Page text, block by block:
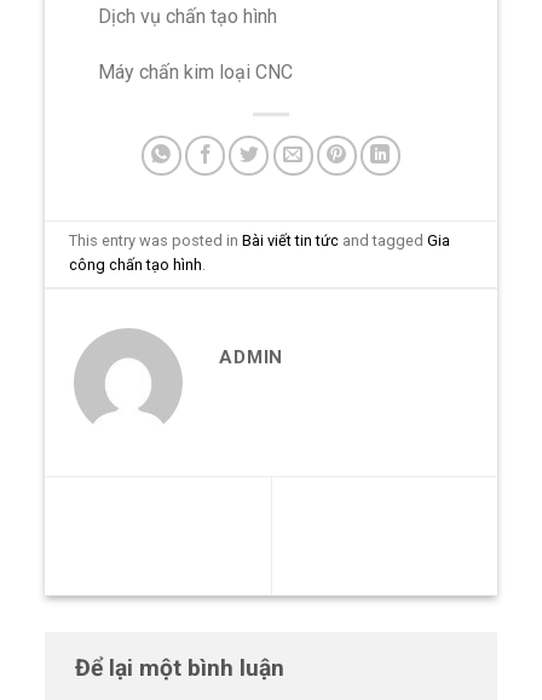
Dịch vụ chấn tạo hình
Máy chấn kim loại CNC
This entry was posted in Bài viết tin tứcand tagged Gia
công chấn tạo hình.
ADMIN
Để lại một bình luận